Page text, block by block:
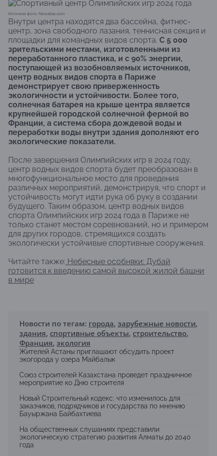
Источник фото: Newatlas.com
Внутри центра находятся два бассейна, фитнес-
центр, зона свободного лазания, теннисная секция и
площадки для командных видов спорта. С 5 000
зрительскими местами, изготовленными из
переработанного пластика, и с 90% энергии,
поступающей из возобновляемых источников,
центр водных видов спорта в Париже
демонстрирует свою приверженность
экологичности и устойчивости. Более того,
солнечная батарея на крыше центра является
крупнейшей городской солнечной фермой во
Франции, а система сбора дождевой воды и
переработки воды внутри здания дополняют его
экологические показатели.
После завершения Олимпийских игр в 2024 году,
центр водных видов спорта будет преобразован в
многофункциональное место для проведения
различных мероприятий, демонстрируя, что спорт и
устойчивость могут идти рука об руку в создании
будущего. Таким образом, центр водных видов
спорта Олимпийских игр 2024 года в Париже не
только станет местом соревнований, но и примером
для других городов, стремящихся создать
экологически устойчивые спортивные сооружения.
Читайте также: ​Небесные особняки: Дубай
готовится к введению самой высокой жилой башни
в мире
Новости по тегам: города, зарубежные новости,
здания, спортивные объекты, строительство,
Франция, экология
Жителей Астаны приглашают обсудить проект
экогорода у озера Майбалык
Союз строителей Казахстана проведет праздничное
мероприятие ко Дню строителя
Новый Строительный кодекс: что изменилось для
заказчиков, подрядчиков и государства по мнению
Бауыржана Байбахтиева
На общественных слушаниях представили
экологическую стратегию развития Алматы до 2040
года